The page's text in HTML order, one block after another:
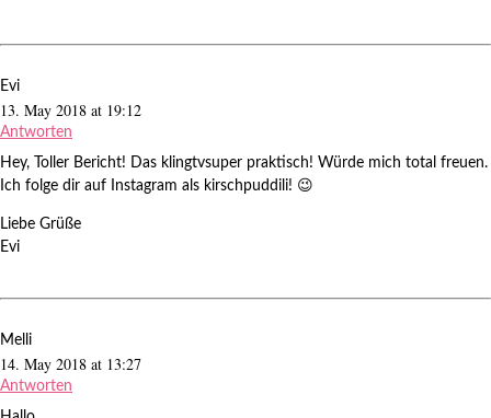
Evi
13. May 2018 at 19:12
Antworten
Hey, Toller Bericht! Das klingtvsuper praktisch! Würde mich total freuen.
Ich folge dir auf Instagram als kirschpuddili! 😉
Liebe Grüße
Evi
Melli
14. May 2018 at 13:27
Antworten